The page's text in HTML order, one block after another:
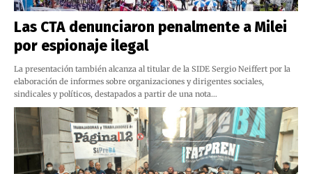
Las CTA denunciaron penalmente a Milei
por espionaje ilegal
La presentación también alcanza al titular de la SIDE Sergio Neiffert por la
elaboración de informes sobre organizaciones y dirigentes sociales,
sindicales y políticos, destapados a partir de una nota…